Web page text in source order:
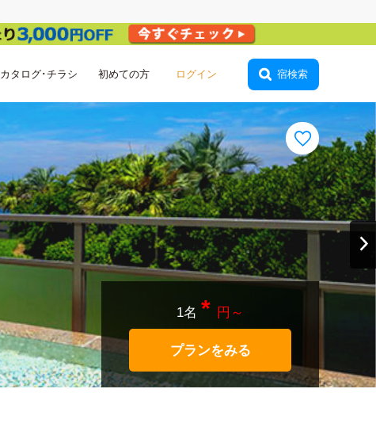
カタログ･チラシ 初めての方 会員登録 宿検索
1名 * 円～
プランをみる